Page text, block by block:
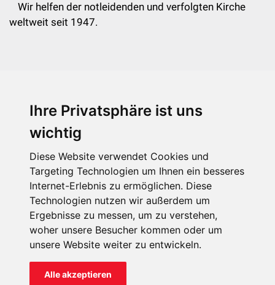
Ihre Privatsphäre ist uns
wichtig
Diese Website verwendet Cookies und
Targeting Technologien um Ihnen ein besseres
Internet-Erlebnis zu ermöglichen. Diese
Technologien nutzen wir außerdem um
Ergebnisse zu messen, um zu verstehen,
woher unsere Besucher kommen oder um
unsere Website weiter zu entwickeln.
Alle akzeptieren
Wir helfen der notleidenden und verfolgten Kirche
weltweit seit 1947.
KIRCHE IN NOT - Österreich
kin@kircheinnot.at
KIN weltweit